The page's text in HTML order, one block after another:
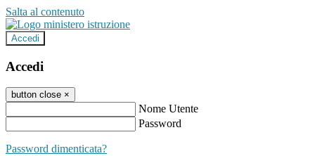
Salta al contenuto
Accedi
Accedi
button close ×
Nome Utente
Password
Password dimenticata?